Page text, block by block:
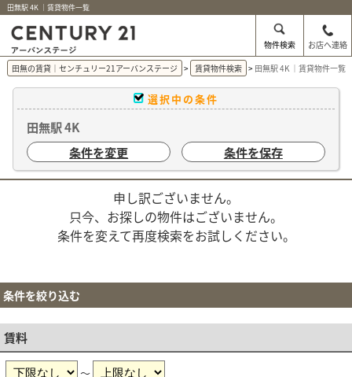
田無駅 4K ｜賃貸物件一覧
物件検索
お店へ連絡
田無の賃貸｜センチュリー21アーバンステージ
賃貸物件検索 田無駅 4K ｜賃貸物件一覧
選択中の条件
田無駅 4K
条件を変更
条件を保存
申し訳ございません。
只今、お探しの物件はございません。
条件を変えて再度検索をお試しください。
条件を絞り込む
賃料
～